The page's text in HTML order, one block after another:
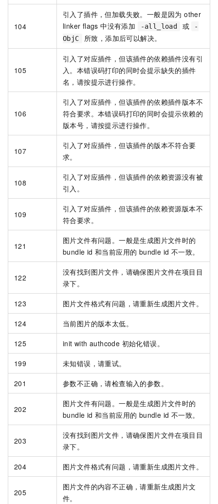
104
引入了插件，但加载失败。一般是因为 other
linker flags 中没有添加
-all_load 或
-
ObjC
所致，添加后可以解决。
105
引入了对应插件，但该插件的依赖插件没有引
入。本错误码打印的同时会提示缺失的插件
名，请按提示进行操作。
106
引入了对应插件，但该插件的依赖插件版本不
符合要求。本错误码打印的同时会提示依赖的
版本号，请按提示进行操作。
107
引入了对应插件，但该插件的版本不符合要
求。
108
引入了对应插件，但该插件的依赖资源没有被
引入。
109
引入了对应插件，但该插件的依赖资源版本不
符合要求。
121
图片文件有问题。一般是生成图片文件时的
bundle id 和当前应用的 bundle id 不一致。
122
没有找到图片文件，请确保图片文件在项目目
录下。
123 图片文件格式有问题，请重新生成图片文件。
124 当前图片的版本太低。
125 init with authcode 初始化错误。
199 未知错误，请重试。
201 参数不正确，请检查输入的参数。
202
图片文件有问题。一般是生成图片文件时的
bundle id 和当前应用的 bundle id 不一致。
203
没有找到图片文件，请确保图片文件在项目目
录下。
204 图片文件格式有问题，请重新生成图片文件。
205
图片文件的内容不正确，请重新生成图片文
件。